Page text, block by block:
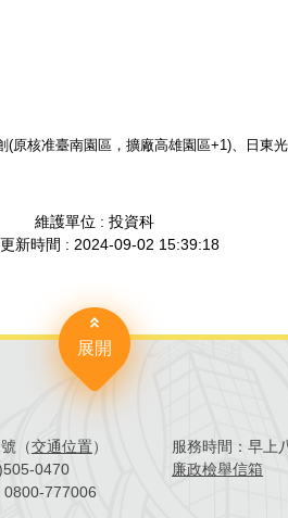
核准臺南園區，擴廠高雄園區+1)、日東
維護單位 : 投資科
新時間 : 2024-09-02 15:39:18
展開
（交通位置）
0470
0800-777006
服務時間：早上
廉政檢舉信箱